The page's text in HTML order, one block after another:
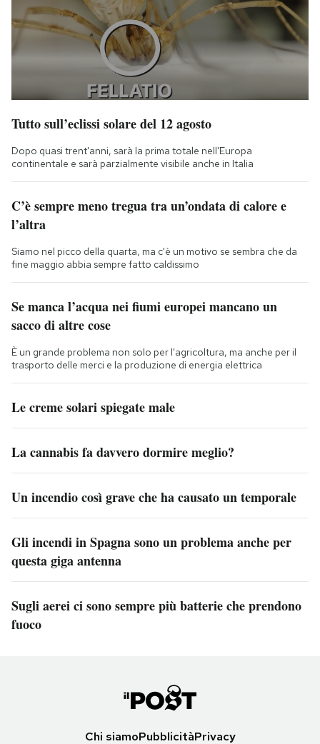
Tutto sull’eclissi solare del 12 agosto
Dopo quasi trent'anni, sarà la prima totale nell'Europa
continentale e sarà parzialmente visibile anche in Italia
C’è sempre meno tregua tra un’ondata di calore e
l’altra
Siamo nel picco della quarta, ma c'è un motivo se sembra che da
fine maggio abbia sempre fatto caldissimo
Se manca l’acqua nei fiumi europei mancano un
sacco di altre cose
È un grande problema non solo per l'agricoltura, ma anche per il
trasporto delle merci e la produzione di energia elettrica
Le creme solari spiegate male
La cannabis fa davvero dormire meglio?
Un incendio così grave che ha causato un temporale
Gli incendi in Spagna sono un problema anche per
questa giga antenna
Sugli aerei ci sono sempre più batterie che prendono
fuoco
Chi siamoPubblicitàPrivacy